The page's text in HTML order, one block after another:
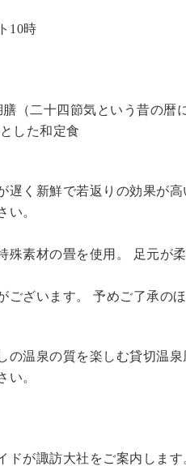
10時
（二十四節気という昔の暦
した和定食
遅く新鮮で若返りの効果が
い。
殊素材の畳を使用。 足元が
ざいます。 予めご了承のほ
の温泉の質を楽しむ貸切温
い。
ドが諏訪大社をご案内しま